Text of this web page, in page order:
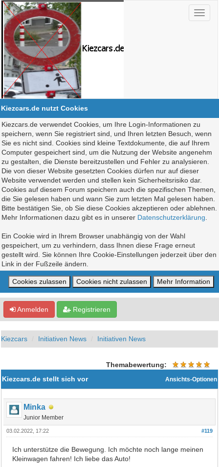
Kiezcars.de nutzt Cookies
Kiezcars.de verwendet Cookies, um Ihre Login-Informationen zu
speichern, wenn Sie registriert sind, und Ihren letzten Besuch, wenn
Sie es nicht sind. Cookies sind kleine Textdokumente, die auf Ihrem
Computer gespeichert sind, um die Nutzung der Website angenehm
zu gestalten, die Dienste bereitzustellen und Fehler zu analysieren.
Die von dieser Website gesetzten Cookies dürfen nur auf dieser
Website verwendet werden und stellen kein Sicherheitsrisiko dar.
Cookies auf diesem Forum speichern auch die spezifischen Themen,
die Sie gelesen haben und wann Sie zum letzten Mal gelesen haben.
Bitte bestätigen Sie, ob Sie diese Cookies akzeptieren oder ablehnen.
Mehr Informationen dazu gibt es in unserer Datenschutzerklärung
Ein Cookie wird in Ihrem Browser unabhängig von der Wahl
gespeichert, um zu verhindern, dass Ihnen diese Frage erneut
gestellt wird. Sie können Ihre Cookie-Einstellungen jederzeit über den
Link in der Fußzeile ändern.
Anmelden Registrieren
Kiezcars Initiativen News Initiativen News
Themabewertung:
Ansichts-Optionen
Kiezcars.de stellt sich vor
Minka
Junior Member
#119
03.02.2022, 17:22
Ich unterstütze die Bewegung. Ich möchte noch lange meinen
Kleinwagen fahren! Ich liebe das Auto!